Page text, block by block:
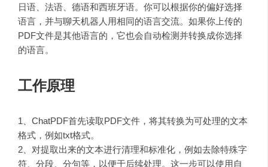
日语、法语、德语和西班牙语。你可以根据你的偏好选择
语言，并与聊天机器人用相同的语言交流。如果你上传的
PDF文件是其他语言的，它也会自动检测并转换成你选择
的语言。
工作原理
1、ChatPDF首先读取PDF文件，将其转换为可处理的文本
格式，例如txt格式。
2、对提取出来的文本进行清理和标准化，例如去除特殊字
符、分段、分句等，以便于后续处理。这一步可以使用自